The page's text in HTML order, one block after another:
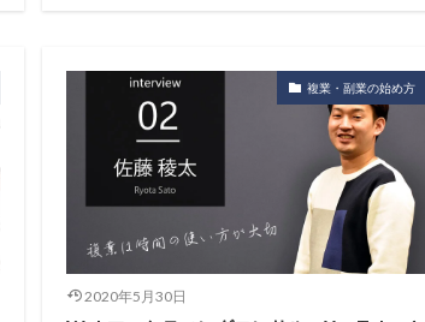
複業・副業の始め方
2020年5月30日